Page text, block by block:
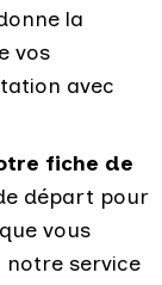
la
vos
avec
fiche de
départ pour
vous
notre service